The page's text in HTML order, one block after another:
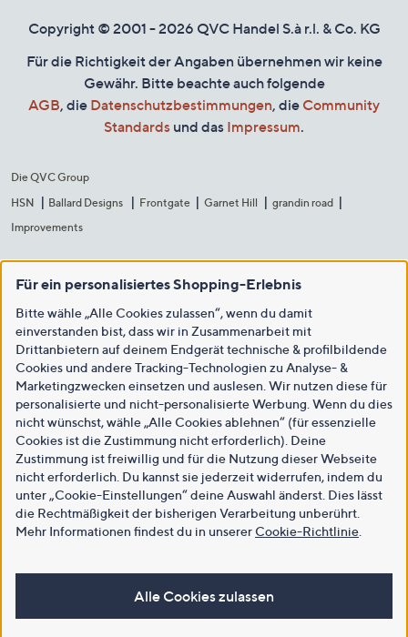
Copyright © 2001 - 2026 QVC Handel S.à r.l. & Co. KG
Für die Richtigkeit der Angaben übernehmen wir keine
Gewähr. Bitte beachte auch folgende
AGB, die Datenschutzbestimmungen, die Community
Standards und das Impressum.
Die QVC Group
HSN
Ballard Designs Frontgate Garnet Hill
grandin road
Improvements
Für ein personalisiertes Shopping-Erlebnis
Bitte wähle „Alle Cookies zulassen“, wenn du damit
einverstanden bist, dass wir in Zusammenarbeit mit
Drittanbietern auf deinem Endgerät technische & profilbildende
Cookies und andere Tracking-Technologien zu Analyse- &
Marketingzwecken einsetzen und auslesen. Wir nutzen diese für
personalisierte und nicht-personalisierte Werbung. Wenn du dies
nicht wünschst, wähle „Alle Cookies ablehnen“ (für essenzielle
Cookies ist die Zustimmung nicht erforderlich). Deine
Zustimmung ist freiwillig und für die Nutzung dieser Webseite
nicht erforderlich. Du kannst sie jederzeit widerrufen, indem du
unter „Cookie-Einstellungen“ deine Auswahl änderst. Dies lässt
die Rechtmäßigkeit der bisherigen Verarbeitung unberührt.
Mehr Informationen findest du in unsererCookie-Richtlinie
Alle Cookies zulassen